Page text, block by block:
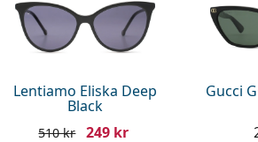
Lentiamo Eliska Deep
Black
510 kr 249 kr
Gucci